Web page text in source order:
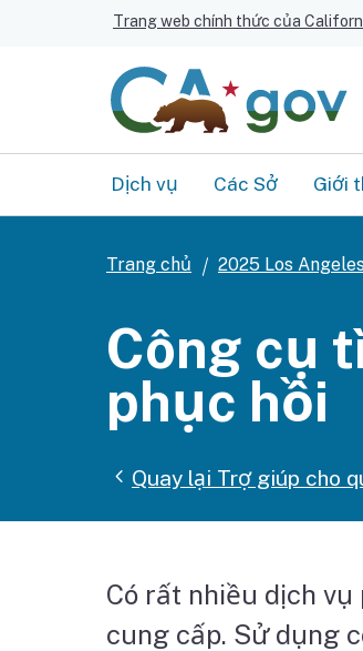
Trang web chính thức của
Dịch vụ Các Sở Giới
Trang chủ 2025 Los
Công cụ
phục hồi
Quay lại Trợ giúp cho
Có rất nhiều dịch
cung cấp. Sử dụng